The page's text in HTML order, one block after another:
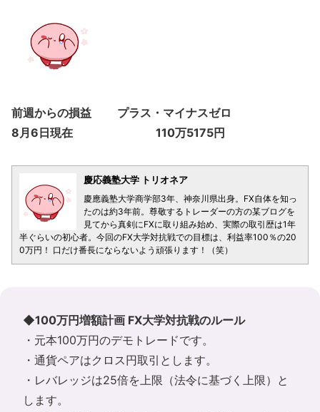
前週からの損益 プラス・マイナスゼロ
8月6日現在 110万5175円
慶応義塾大学 トリオネア
慶應義塾大学商学部3年、神奈川県出身。FX自体を知っ
たのは約3年前。尊敬するトレーダーの方の某ブログを
見てから真剣にFXに取り組み始め、実際の取引歴は1年
半ぐらいの初心者。今回のFX大学対抗戦での目標は、利益率100％の20
0万円！ 口だけ番長にならないよう頑張ります！（笑）
◆100万円増額計画 FX大学対抗戦のルール
・元本100万円のデモトレードです。
・通貨ペアはクロス円取引とします。
・レバレッジは25倍を上限（法令に基づく上限）と
します。